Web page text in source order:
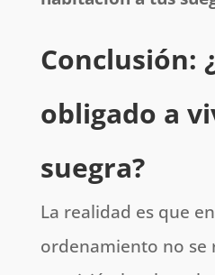
Conclusión:
obligado a
suegra?
La realidad es que
ordenamiento no se